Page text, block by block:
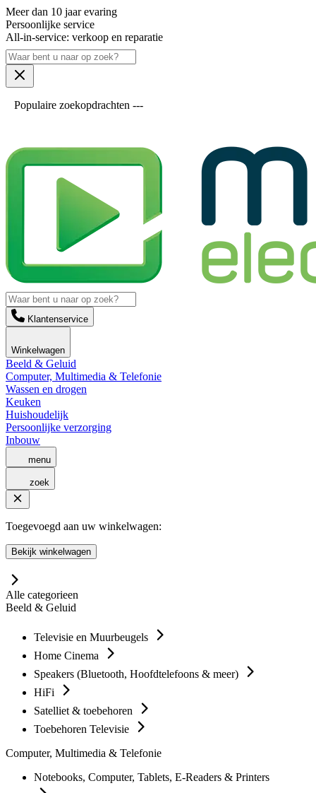
Meer dan 10 jaar evaring
Persoonlijke service
All-in-service: verkoop en reparatie
Populaire zoekopdrachten ---
Klantenservice
Winkelwagen
Beeld & Geluid
Computer, Multimedia & Telefonie
Wassen en drogen
Keuken
Huishoudelijk
Persoonlijke verzorging
Inbouw
menu
zoek
Toegevoegd aan uw winkelwagen:
Bekijk winkelwagen
Alle categorieen
Beeld & Geluid
Televisie en Muurbeugels
Home Cinema
Speakers (Bluetooth, Hoofdtelefoons & meer)
HiFi
Satelliet & toebehoren
Toebehoren Televisie
Computer, Multimedia & Telefonie
Notebooks, Computer, Tablets, E-Readers & Printers